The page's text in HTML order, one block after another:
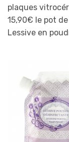
plaques
15,90€ le pot
Lessive en